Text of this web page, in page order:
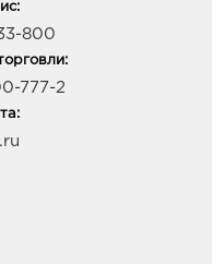
800
777-2